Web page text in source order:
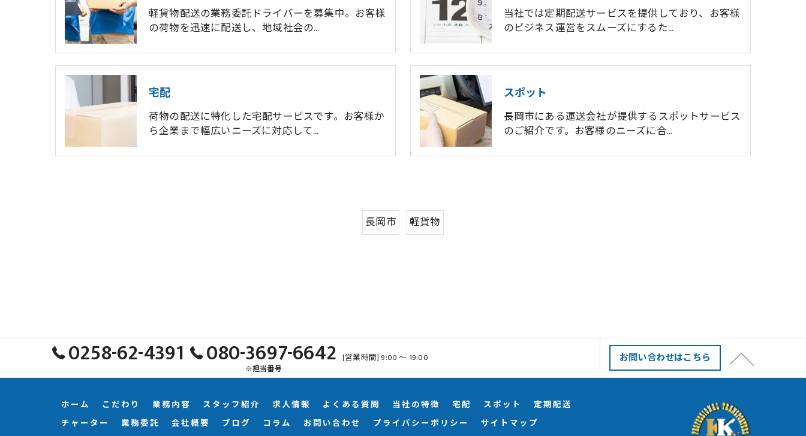
軽貨物配送の業務委託ドライバーを募集中。お客様
の荷物を迅速に配送し、地域社会の…
当社では定期配送サービスを提供しており、お客様
のビジネス運営をスムーズにするた…
宅配
荷物の配送に特化した宅配サービスです。お客様か
ら企業まで幅広いニーズに対応して…
スポット
長岡市にある運送会社が提供するスポットサービス
のご紹介です。お客様のニーズに合…
長岡市 軽貨物
0258-62-4391 080-3697-6642
※担当番号
[営業時間] 9:00 ～ 19:00 お問い合わせはこちら
ホーム こだわり 業務内容 スタッフ紹介 求人情報 よくある質問 当社の特徴 宅配 スポット
定期配送
チャーター
業務委託 会社概要 ブログ コラム お問い合わせ プライバシーポリシー サイトマップ